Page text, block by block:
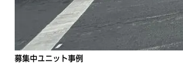
募集中ユニット事例